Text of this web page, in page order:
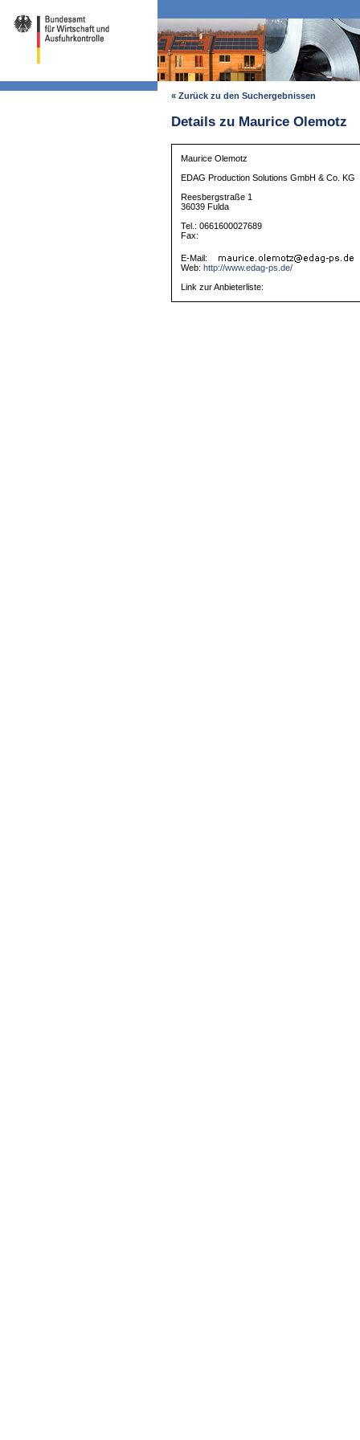
« Zurück zu den Suchergebnissen
Details zu Maurice Olemotz
Maurice Olemotz
EDAG Production Solutions GmbH & Co. KG
Reesbergstraße 1
36039 Fulda
Tel.: 0661600027689
Fax:
E-Mail:
Web: http://www.edag-ps.de/
Link zur Anbieterliste: